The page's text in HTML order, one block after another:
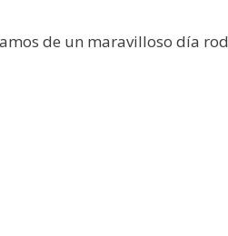
de un maravilloso día